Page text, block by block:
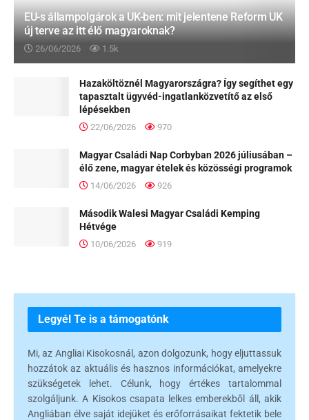
EU-s állampolgárok a UK-ben: mit jelentene Reform UK
új terve az itt élő magyaroknak?
26/06/2026 1.5k
Hazaköltöznél Magyarországra? Így segíthet egy
tapasztalt ügyvéd-ingatlanközvetítő az első
lépésekben
22/06/2026 970
Magyar Családi Nap Corbyban 2026 júliusában –
élő zene, magyar ételek és közösségi programok
14/06/2026 926
Második Walesi Magyar Családi Kemping
Hétvége
10/06/2026 919
Legyél Te is a támogatónk
Mi, az Angliai Kisokosnál, azon dolgozunk, hogy eljuttassuk
hozzátok az aktuális és hasznos információkat, amelyekre
szükségetek lehet. Célunk, hogy értékes tartalommal
szolgáljunk. A Kisokos csapata lelkes emberekből áll, akik
Angliában élve saját idejüket és erőforrásaikat fektetik bele